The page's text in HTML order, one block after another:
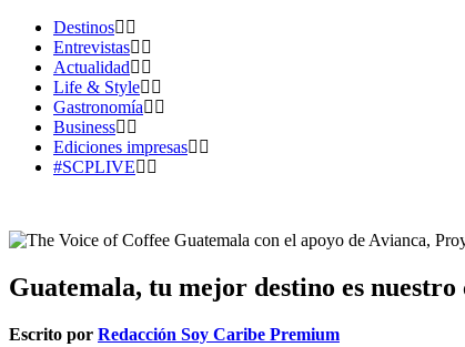
Destinos
Entrevistas
Actualidad
Life & Style
Gastronomía
Business
Ediciones impresas
#SCPLIVE
Guatemala, tu mejor destino es nuestro
Escrito por Redacción Soy Caribe Premium